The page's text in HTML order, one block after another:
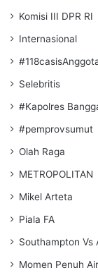
Komisi III DPR RI
Internasional
Selebritis
#Kapolres
#pemprovsumut
Olah Raga
METROPOLITAN
Mikel Arteta
Piala FA
Southampton Vs
Momen Penuh